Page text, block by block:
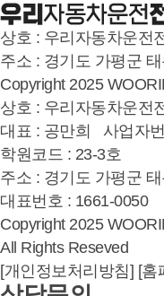
상호 : 우리자동차운
주소 : 경기도 가평군
Copyright 2025
상호 : 우리자동차운전
대표 : 공만희 사업자
학원코드 : 23-3호
주소 : 경기도 가평군
대표번호 : 1661-0050
Copyright 2025
All Rights Reseved
[개인정보처리방침] [홈